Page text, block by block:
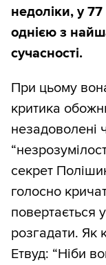
недоліки, у
однією з
сучасності.
При цьому
критика
незадоволені
секрет
голосно
повертається
розгадати.
Етвуд: “Ніби